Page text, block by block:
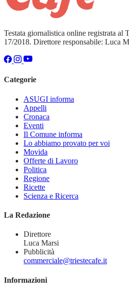
Testata giornalistica online registrata al
17/2018. Direttore responsabile: Luca
Categorie
ASUGI informa
Appelli
Cronaca
Eventi
Il Comune informa
Lo abbiamo provato per voi
Movida
Offerte di Lavoro
Politica
Regione
Ricette
Scienza e Ricerca
La Redazione
Direttore
Luca Marsi
Pubblicità
commerciale@triestecafe.it
Informazioni